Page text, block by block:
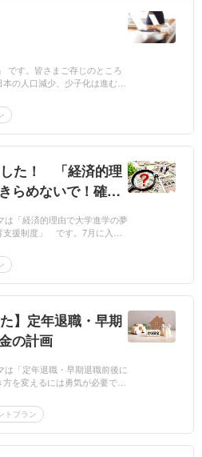
です。皆さまご存じのところ
の人口減少、少子化は進む一
た！ 「経済的理
らめないで！確認
「経済的理由で大学進学の夢
援制度」 です。7月に入り
】定年退職・早期
の計画
「定年退職・早期退職前後に
を変えるには勇気が必要です
トプラン